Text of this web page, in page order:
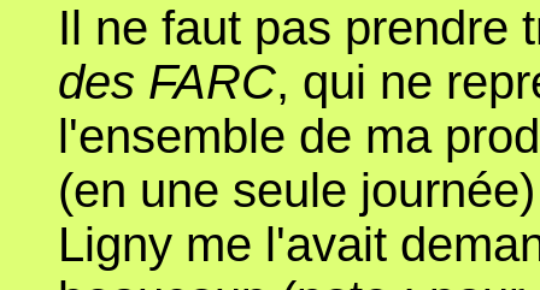
Il ne faut pas prendre
des FARC, qui ne
l'ensemble de ma
(en une seule
Ligny me l'avait